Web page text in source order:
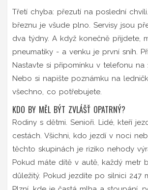
Třetí chyba: přezutí na poslední
březnu je všude plno. Servisy jsou
dva týdny. A když konečně přijdete,
pneumatiky - a venku je první sníh.
Nastavte si připomínku v telefonu na
Nebo si napište poznámku na
všechno, co potřebujete.
KDO BY MĚL BÝT ZVLÁŠŤ OPATRNÝ?
Rodiny s dětmi. Senioři. Lidé, kteří
cestách. Všichni, kdo jezdí v noci
těchto skupinách je riziko nehody
Pokud máte dítě v autě, každý metr
důležitý. Pokud jezdíte po silnici 247